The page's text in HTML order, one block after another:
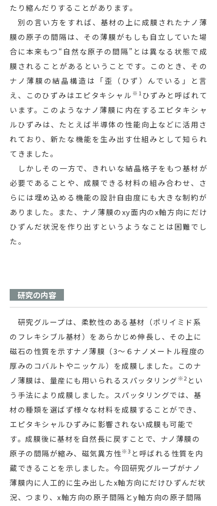
たり縮んだりすることがあります。
別の言い方をすれば、基材の上に成膜されたナノ薄
膜の原子の間隔は、その薄膜がもしも自立していた場
合に本来もつ“自然な原子の間隔”とは異なる状態で成
膜されることがあるということです。このとき、その
ナノ薄膜の結晶構造は「歪（ひず）んでいる」と言
え、このひずみはエピタキシャル ※1ひずみと呼ばれて
います。このようなナノ薄膜に内在するエピタキシャ
ルひずみは、たとえば半導体の性能向上などに活用さ
れており、新たな機能を生み出す仕組みとして知られ
てきました。
しかしその一方で、きれいな結晶格子をもつ基材が
必要であることや、成膜できる材料の組み合わせ、さ
らには埋め込める機能の設計自由度にも大きな制約が
ありました。また、ナノ薄膜のxy面内のx軸方向にだけ
ひずんだ状況を作り出すというようなことは困難でし
た。
研究の内容
研究グループは、柔軟性のある基材（ポリイミド系
のフレキシブル基材）をあらかじめ伸長し、その上に
磁石の性質を示すナノ薄膜（3～６ナノメートル程度の
厚みのコバルトやニッケル）を成膜しました。このナ
ノ薄膜は、量産にも用いられるスパッタリング※2 とい
う手法により成膜しました。スパッタリングでは、基
材の種類を選ばず様々な材料を成膜することができ、
エピタキシャルひずみに影響されない成膜も可能で
す。成膜後に基材を自然長に戻すことで、ナノ薄膜の
原子の間隔が縮み、磁気異方性※3 と呼ばれる性質を内
蔵できることを示しました。今回研究グループがナノ
薄膜内に人工的に生み出したx軸方向にだけひずんだ状
況、つまり、x軸方向の原子間隔とy軸方向の原子間隔